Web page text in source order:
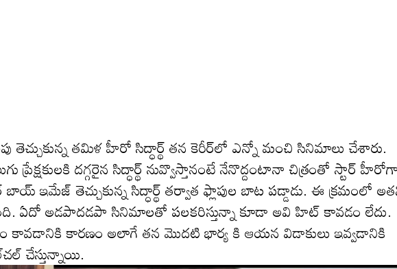
తెచ్చుకున్న త‌మిళ హీరో సిద్ధార్థ్ త‌న కెరీర్‌లో ఎన్నో మంచి సినిమాలు చేశారు.
ద‌గ్గ‌రైన సిద్ధార్థ్ నువ్వొస్తానంటే నేనొద్దంటానా చిత్రంతో స్టార్
తెచ్చుకున్న సిద్ధార్థ్ త‌ర్వాత ఫ్లాపుల బాట ప‌డ్డాడు. ఈ క్ర‌మంలో
ఏదో అడ‌పాద‌డ‌పా సినిమాల‌తో ప‌ల‌క‌రిస్తున్నా కూడా అవి హిట్ కావ‌డం లేదు.
కావ‌డానికి కారణం అలాగే తన మొదటి భార్య కి ఆయ‌న‌ విడాకులు ఇవ్వడానికి
చేస్తున్నాయి.